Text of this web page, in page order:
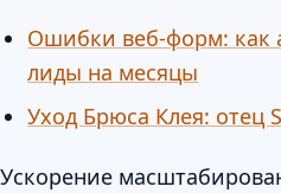
Ошибки веб-форм: как
лиды на месяцы
Уход Брюса Клея: отец
Ускорение